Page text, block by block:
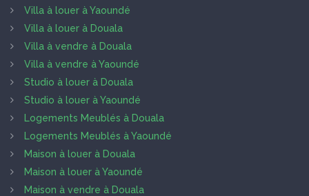
Villa à louer à Yaoundé
Villa à louer à Douala
Villa à vendre à Douala
Villa à vendre à Yaoundé
Studio à louer à Douala
Studio à louer à Yaoundé
Logements Meublés à Douala
Logements Meublés à Yaoundé
Maison à louer à Douala
Maison à louer à Yaoundé
Maison à vendre à Douala